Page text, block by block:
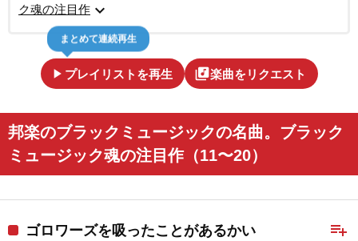
ク魂の注目作 expand_more
play_arrow プレイリストを再生
まとめて連続再生
library_music楽曲をリクエスト
邦楽のブラックミュージックの名曲。ブラック
ミュージック魂の注目作（11〜20）
playlist_add
ゴロワーズを吸ったことがあるかい